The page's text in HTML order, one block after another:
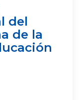
del
de la